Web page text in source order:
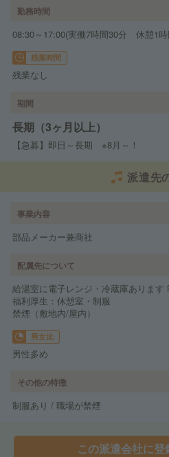
勤務時間
08:30～17:00(実働7時間30分 休憩1時
残業時間
残業なし
期間
長期（3ヶ月以上）
【急募】即日～長期 ※8月～！
派遣先
事業内容
部品メーカー兼商社
配属先について
給湯室に電子レンジ・冷蔵庫あります
福利厚生：休憩室・制服
禁煙（敷地内/屋内）
男女比
男性多め
その他の特徴
制服あり / 職場が禁煙
この派遣会社に